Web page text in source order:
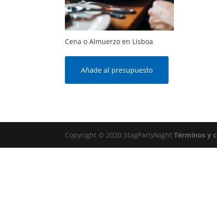
Cena o Almuerzo en Lisboa
Añade al presupuesto
Copyright © 2020 StagPartyNightTérminos y